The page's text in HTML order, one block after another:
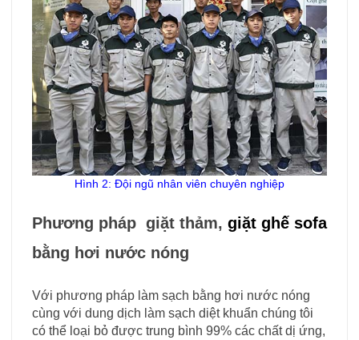
Hình 2: Đội ngũ nhân viên chuyên nghiệp
Phương pháp giặt thảm, giặt ghế sofa
bằng hơi nước nóng
Với phương pháp làm sạch bằng hơi nước nóng
cùng với dung dịch làm sạch diệt khuẩn chúng tôi
có thể loại bỏ được trung bình 99% các chất dị ứng,